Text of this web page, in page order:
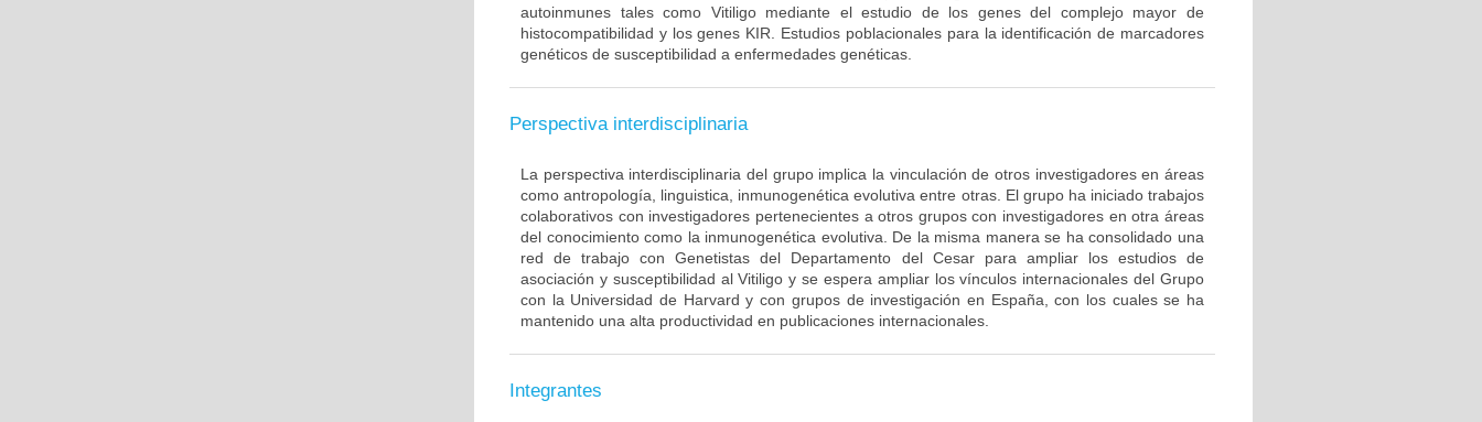
autoinmunes tales como Vitiligo mediante el estudio de los genes del complejo mayor de
histocompatibilidad y los genes KIR. Estudios poblacionales para la identificación de marcadores
genéticos de susceptibilidad a enfermedades genéticas.
Perspectiva interdisciplinaria
La perspectiva interdisciplinaria del grupo implica la vinculación de otros investigadores en áreas
como antropología, linguistica, inmunogenética evolutiva entre otras. El grupo ha iniciado trabajos
colaborativos con investigadores pertenecientes a otros grupos con investigadores en otra áreas
del conocimiento como la inmunogenética evolutiva. De la misma manera se ha consolidado una
red de trabajo con Genetistas del Departamento del Cesar para ampliar los estudios de
asociación y susceptibilidad al Vitiligo y se espera ampliar los vínculos internacionales del Grupo
con la Universidad de Harvard y con grupos de investigación en España, con los cuales se ha
mantenido una alta productividad en publicaciones internacionales.
Integrantes